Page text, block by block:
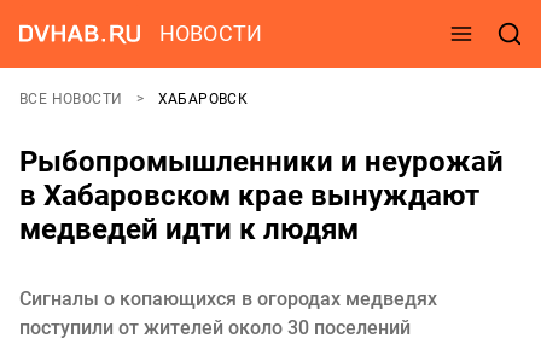
НОВОСТИ
ВСЕ НОВОСТИ ХАБАРОВСК
Рыбопромышленники и неурожай
в Хабаровском крае вынуждают
медведей идти к людям
Сигналы о копающихся в огородах медведях
поступили от жителей около 30 поселений